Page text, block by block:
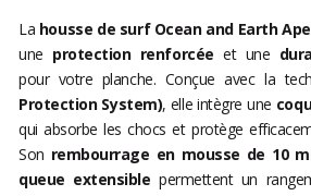
La housse de surf Ocean and Earth
une protection renforcée et une
pour votre planche. Conçue avec la
Protection System), elle intègre une
qui absorbe les chocs et protège
Son rembourrage en mousse de 10
queue extensible permettent un